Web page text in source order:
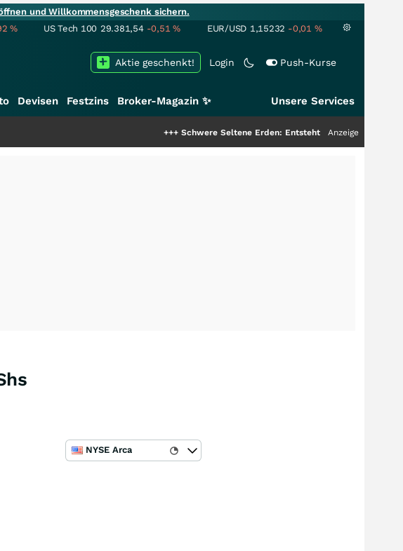
und Willkommensgeschenk sichern.
% US Tech 100 29.381,54 -0,51% EUR/USD 1,15232 -0,01 %
Login Push-Kurse
Aktie geschenkt!
Devisen Festzins Broker-Magazin ✨ Unsere Services
Schwere Seltene Erden: Entsteht hier die nächste
Anzeige
NYSE Arca